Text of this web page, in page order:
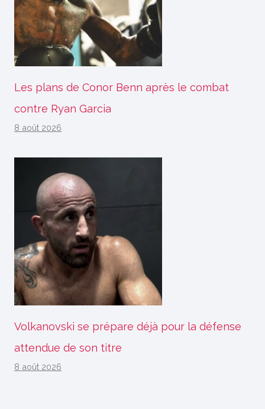
Les plans de Conor Benn après le combat
contre Ryan Garcia
8 août 2026
Volkanovski se prépare déjà pour la défense
attendue de son titre
8 août 2026